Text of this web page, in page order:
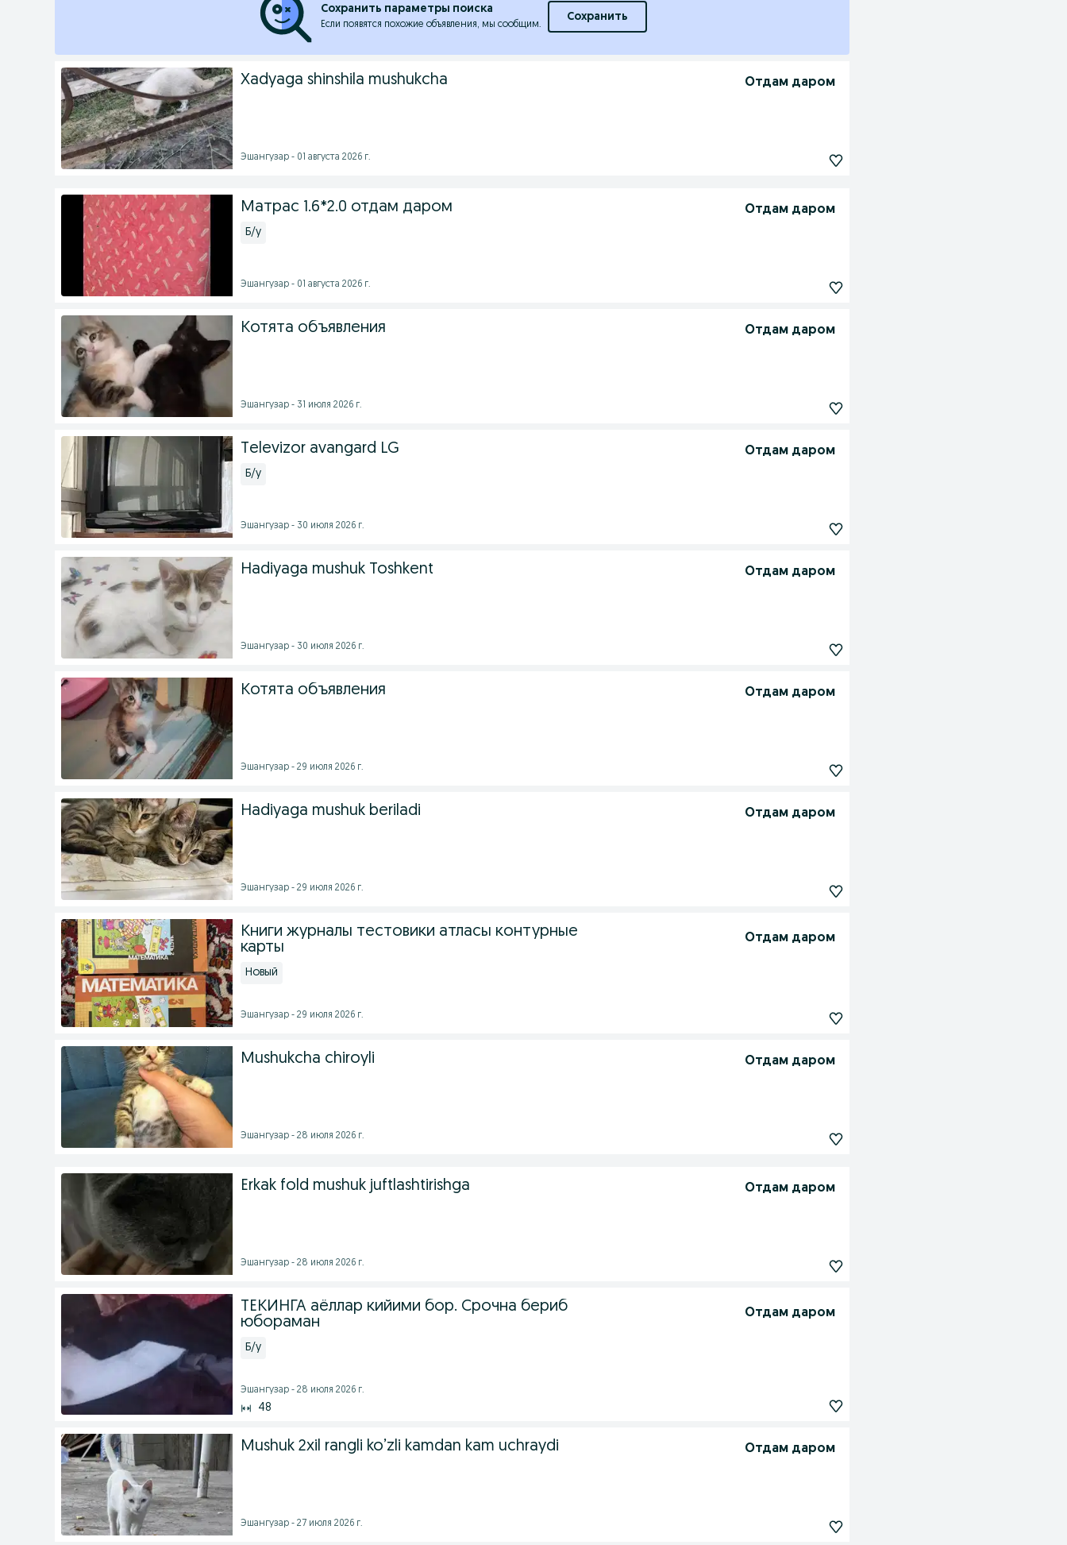
Сохранить параметры поиска
Если появятся похожие объявления, мы сообщим.
Сохранить
Xadyaga shinshila mushukcha Отдам даром
Эшангузар - 01 августа 2026 г.
Матрас 1.6*2.0 отдам даром Отдам даром
Б/у
Эшангузар - 01 августа 2026 г.
Котята объявления Отдам даром
Эшангузар - 31 июля 2026 г.
Televizor avangard LG Отдам даром
Б/у
Эшангузар - 30 июля 2026 г.
Hadiyaga mushuk Toshkent Отдам даром
Эшангузар - 30 июля 2026 г.
Котята объявления Отдам даром
Эшангузар - 29 июля 2026 г.
Hadiyaga mushuk beriladi Отдам даром
Эшангузар - 29 июля 2026 г.
Книги журналы тестовики атласы контурные
карты
Отдам даром
Новый
Эшангузар - 29 июля 2026 г.
Mushukcha chiroyli Отдам даром
Эшангузар - 28 июля 2026 г.
Erkak fold mushuk juftlashtirishga Отдам даром
Эшангузар - 28 июля 2026 г.
ТЕКИНГА аёллар кийими бор. Срочна бериб
юбораман
Отдам даром
Б/у
Эшангузар - 28 июля 2026 г.
48
Mushuk 2xil rangli ko’zli kamdan kam uchraydi Отдам даром
Эшангузар - 27 июля 2026 г.